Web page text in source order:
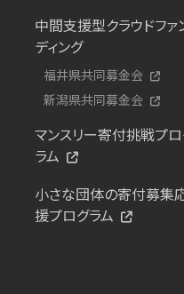
中間支援型クラウドファ
ディング
福井県共同募金会
新潟県共同募金会
マンスリー寄付挑戦プ
ラム
小さな団体の寄付募集
援プログラム